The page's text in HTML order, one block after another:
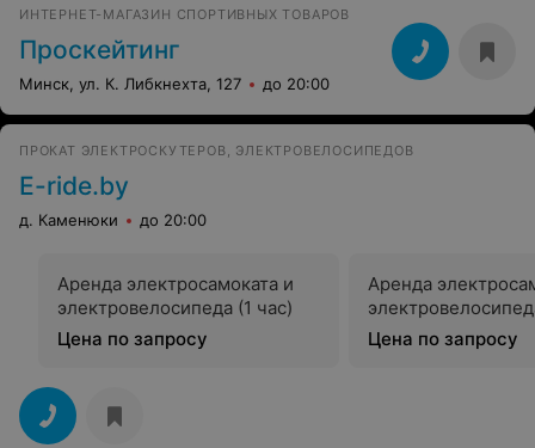
ИНТЕРНЕТ-МАГАЗИН СПОРТИВНЫХ ТОВАРОВ
Проскейтинг
Минск, ул. К. Либкнехта, 127 до 20:00
ПРОКАТ ЭЛЕКТРОСКУТЕРОВ, ЭЛЕКТРОВЕЛОСИПЕДОВ
E-ride.by
д. Каменюки до 20:00
Аренда электросамоката и
электровелосипеда (1 час)
Цена по запросу
Аренда
Цена по запросу